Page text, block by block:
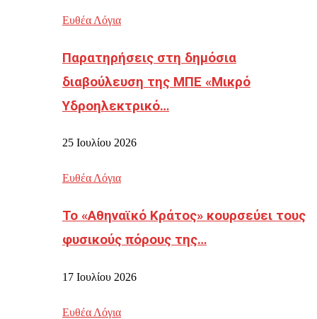
Ευθέα Λόγια
Παρατηρήσεις στη δημόσια
διαβούλευση της ΜΠΕ «Μικρό
Υδροηλεκτρικό…
25 Ιουλίου 2026
Ευθέα Λόγια
Το «Αθηναϊκό Κράτος» κουρσεύει τους
φυσικούς πόρους της…
17 Ιουλίου 2026
Ευθέα Λόγια